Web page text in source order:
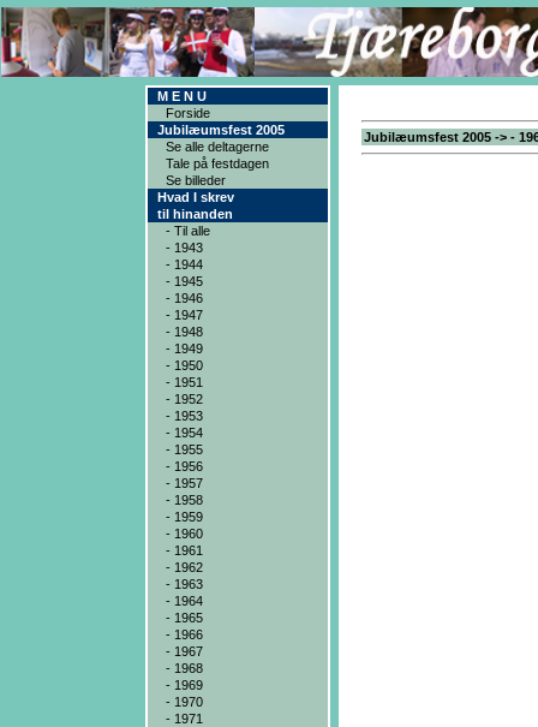
M E N U
Forside
Jubilæumsfest 2005
Se alle deltagerne
Tale på festdagen
Se billeder
Hvad I skrev
til hinanden
- Til alle
- 1943
- 1944
- 1945
- 1946
- 1947
- 1948
- 1949
- 1950
- 1951
- 1952
- 1953
- 1954
- 1955
- 1956
- 1957
- 1958
- 1959
- 1960
- 1961
- 1962
- 1963
- 1964
- 1965
- 1966
- 1967
- 1968
- 1969
- 1970
- 1971
Jubilæumsfest 2005 -> -